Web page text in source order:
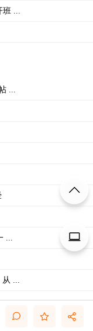
...
...
...
...